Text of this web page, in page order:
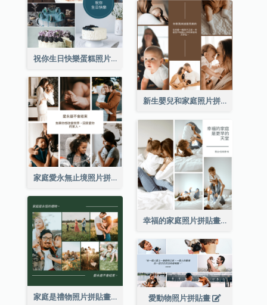
祝你生日快樂蛋糕照片拼貼畫
新生嬰兒和家庭照片拼貼畫
家庭愛永無止境照片拼貼畫
幸福的家庭照片拼貼畫
家庭是禮物照片拼貼畫 愛動物照片拼貼畫